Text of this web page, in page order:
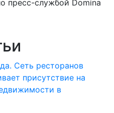
пресс-службой Domina